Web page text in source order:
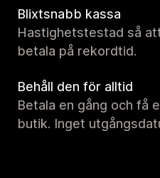
Blixtsnabb kassa
Hastighetstestad så
betala på rekordtid.
Behåll den för alltid
Betala en gång och få
butik. Inget